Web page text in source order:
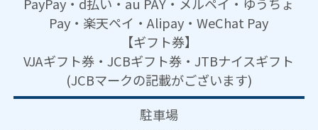
Pay・楽天ペイ・Alipay・WeChat Pay
【ギフト券】
VJAギフト券・JCBギフト券・JTBナイスギフト
(JCBマークの記載がございます)
駐車場